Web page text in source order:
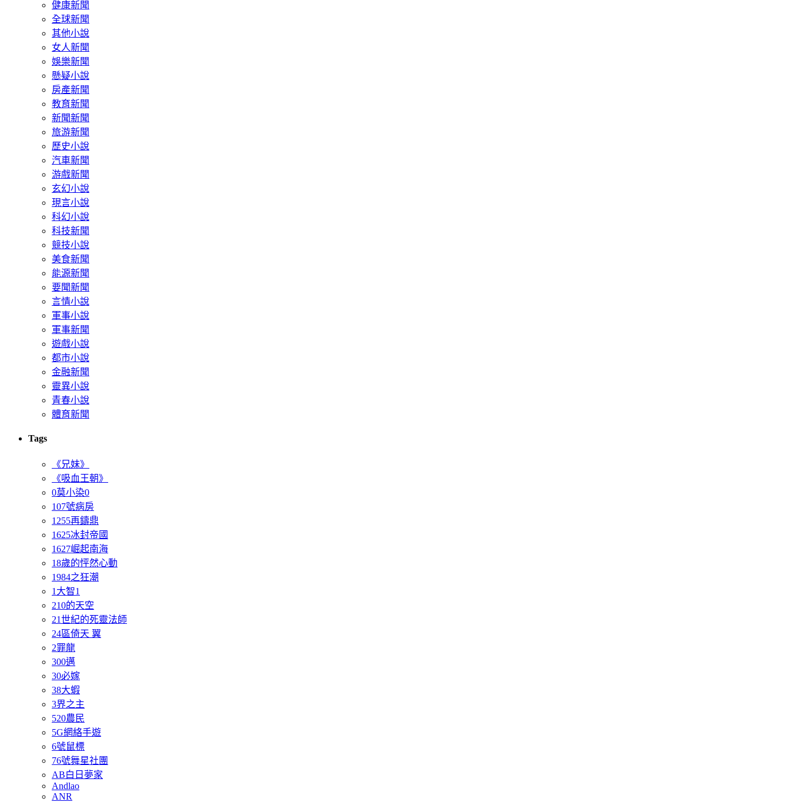
健康新聞
全球新聞
其他小說
女人新聞
娛樂新聞
懸疑小說
房產新聞
教育新聞
新聞新聞
旅游新聞
歷史小說
汽車新聞
游戲新聞
玄幻小說
現言小說
科幻小說
科技新聞
競技小說
美食新聞
能源新聞
要聞新聞
言情小說
軍事小說
軍事新聞
遊戲小說
都市小說
金融新聞
靈異小說
青春小說
體育新聞
Tags
《兄妹》
《吸血王朝》
0莫小染0
107號病房
1255再鑄鼎
1625冰封帝國
1627崛起南海
18歲的怦然心動
1984之狂潮
1大智1
210的天空
21世紀的死靈法師
24區倚天 翼
2罪龍
300邁
30必嫁
38大蝦
3界之主
520農民
5G網絡手遊
6號鼠標
76號舞星社團
AB白日夢家
Andlao
ANR